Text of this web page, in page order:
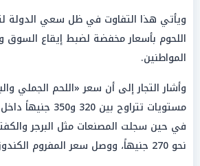
ويأتي هذا التفاوت في ظل سعي الدولة
اللحوم بأسعار مخفضة لضبط إيقاع السوق
المواطنين.
وأشار التجار إلى أن سعر «اللحم الجملي
مستويات تتراوح بين
في حين سجلت المصنعات مثل البرجر
نحو 270 جنيهاً، ووصل سعر المفروم الكندوز إلى 300 جنيه.